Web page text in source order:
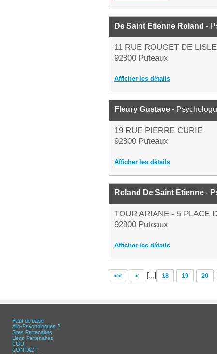
De Saint Etienne Roland -
11 RUE ROUGET DE LISLE
92800 Puteaux
Afficher les détails
Fleury Gustave -
19 RUE PIERRE CURIE
92800 Puteaux
Afficher les détails
Roland De Saint Etienne -
TOUR ARIANE - 5 PLACE
92800 Puteaux
Afficher les détails
<< < [...] 18 19 20
Haut de page
Allo-Psychologues ?
Sites Partenaires
Liens Partenaires
CGU
CONTACT